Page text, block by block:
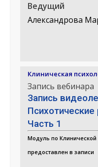
Ведущий
Александрова
Клиническая
Запись вебинара
Запись
Психотические
Часть 1
Модуль по
предоставлен в записи